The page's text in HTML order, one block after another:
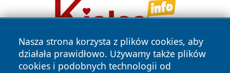
Nasza strona korzysta z plików cookies, aby
działała prawidłowo. Używamy także plików
cookies i podobnych technologii od